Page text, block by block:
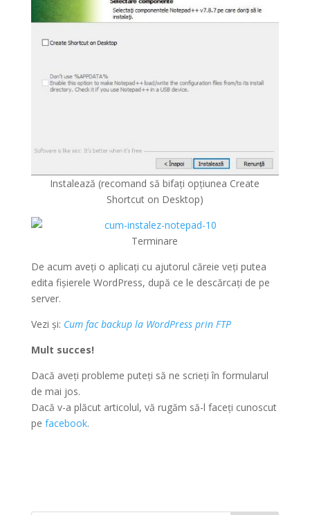
Instalează (recomand să bifați opțiunea Create
Shortcut on Desktop)
Terminare
De acum aveți o aplicați cu ajutorul căreie veți putea
edita fișierele WordPress, după ce le descărcați de pe
server.
Vezi și: Cum fac backup la WordPress prin FTP
Mult succes!
Dacă aveți probleme puteți să ne scrieți în formularul
de mai jos.
Dacă v-a plăcut articolul, vă rugăm să-l faceți cunoscut
pe facebook.